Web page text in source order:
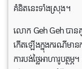
គំនិតនេះទាំងស្រុង។
លោក Geh Geh បាន
កើតឡើងក្នុងករណីមា
ការបង់ថ្លៃអាហារូបត្ថ